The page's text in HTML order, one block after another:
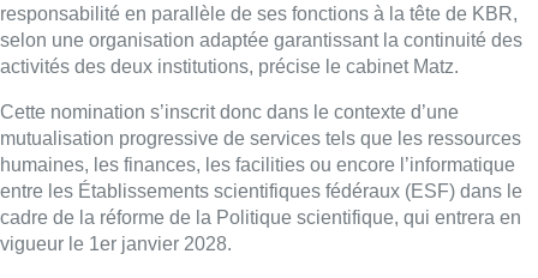
responsabilité en parallèle de ses fonctions à la tête de KBR,
selon une organisation adaptée garantissant la continuité des
activités des deux institutions, précise le cabinet Matz.
Cette nomination s’inscrit donc dans le contexte d’une
mutualisation progressive de services tels que les ressources
humaines, les finances, les facilities ou encore l’informatique
entre les Établissements scientifiques fédéraux (ESF) dans le
cadre de la réforme de la Politique scientifique, qui entrera en
vigueur le 1er janvier 2028.